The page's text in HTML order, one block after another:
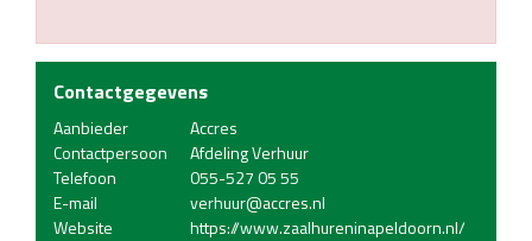
Contactgegevens
Aanbieder
Accres
Contactpersoon
Afdeling Verhuur
Telefoon
055-527 05 55
E-mail
verhuur@accres.nl
Website
https://www.zaalhureninapeldoorn.nl/